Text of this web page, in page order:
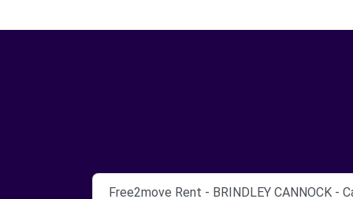
Free2move Rent - BRINDLEY CANNOCK -